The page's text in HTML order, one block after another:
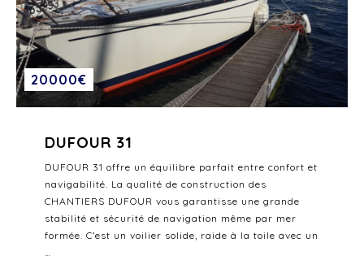
20000€
DUFOUR 31
DUFOUR 31 offre un équilibre parfait entre confort et
navigabilité. La qualité de construction des
CHANTIERS DUFOUR vous garantisse une grande
stabilité et sécurité de navigation même par mer
formée. C’est un voilier solide, raide à la toile avec un
…